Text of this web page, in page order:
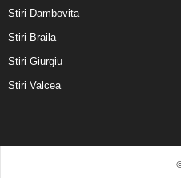
Stiri Dambovita
Stiri Braila
Stiri Giurgiu
Stiri Valcea